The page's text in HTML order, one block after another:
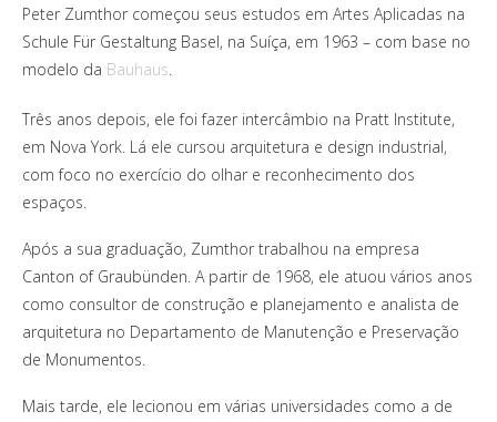
Peter Zumthor começou seus estudos em Artes Aplicadas na
Schule Für Gestaltung Basel, na Suíça, em 1963 – com base no
modelo da Bauhaus.
Três anos depois, ele foi fazer intercâmbio na Pratt Institute,
em Nova York. Lá ele cursou arquitetura e design industrial,
com foco no exercício do olhar e reconhecimento dos
espaços.
Após a sua graduação, Zumthor trabalhou na empresa
Canton of Graubünden. A partir de 1968, ele atuou vários anos
como consultor de construção e planejamento e analista de
arquitetura no Departamento de Manutenção e Preservação
de Monumentos.
Mais tarde, ele lecionou em várias universidades como a de